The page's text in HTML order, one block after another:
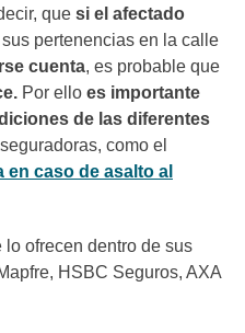
que si el afectado
pertenencias en la calle
cuenta, es probable que
Por ello es importante
de las diferentes
como el
en caso de asalto al
ofrecen dentro de sus
HSBC Seguros, AXA